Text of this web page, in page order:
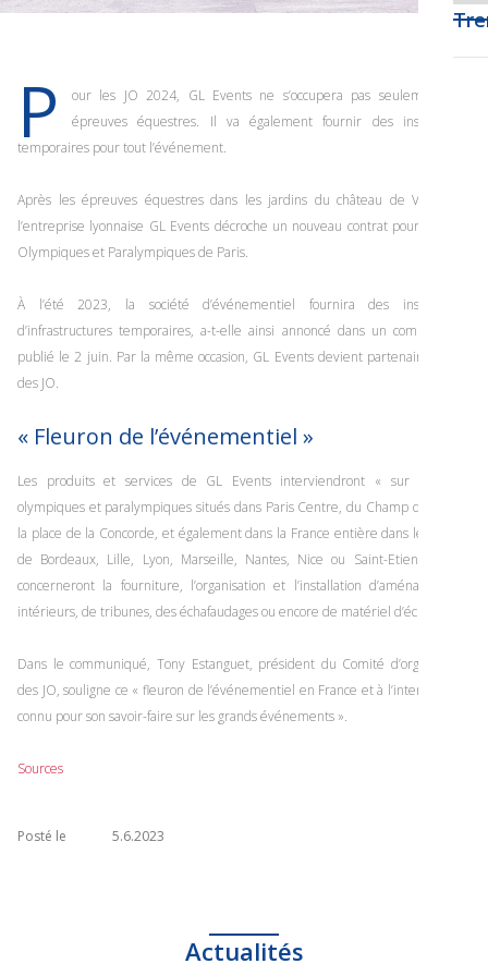
P
our les JO 2024, GL Events ne s’occupera pas seulement des
épreuves équestres. Il va également fournir des installations
temporaires pour tout l’événement.
Après les épreuves équestres dans les jardins du château de Versailles,
l’entreprise lyonnaise GL Events décroche un nouveau contrat pour les Jeux
Olympiques et Paralympiques de Paris.
À l’été 2023, la société d’événementiel fournira des installations
d’infrastructures temporaires, a-t-elle ainsi annoncé dans un communiqué
publié le 2 juin. Par la même occasion, GL Events devient partenaire officiel
des JO.
« Fleuron de l’événementiel »
Les produits et services de GL Events interviendront « sur les sites
olympiques et paralympiques situés dans Paris Centre, du Champ de Mars à
la place de la Concorde, et également dans la France entière dans les stades
de Bordeaux, Lille, Lyon, Marseille, Nantes, Nice ou Saint-Etienne ». Ils
concerneront la fourniture, l’organisation et l’installation d’aménagements
intérieurs, de tribunes, des échafaudages ou encore de matériel d’éclairage.
Dans le communiqué, Tony Estanguet, président du Comité d’organisation
des JO, souligne ce « fleuron de l’événementiel en France et à l’international,
connu pour son savoir-faire sur les grands événements ».
Sources
Posté le 5.6.2023
Actualités